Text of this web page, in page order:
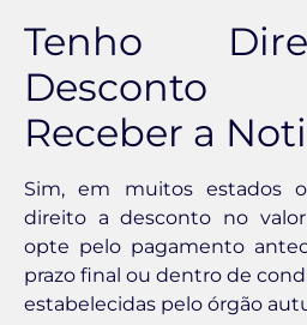
Tenho
Receber a
Sim, em muitos estados
direito a desconto no
opte pelo pagamento
prazo final ou dentro de
estabelecidas pelo órgão